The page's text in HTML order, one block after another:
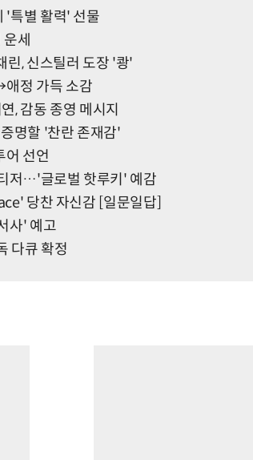
'특별 활력' 선물
세
, 신스틸러 도장 '쾅'
정 가득 소감
, 감동 종영 메시지
명할 '찬란 존재감'
선언
저…'글로벌 핫루키' 예감
당찬 자신감 [일문일답]
사' 예고
다큐 확정